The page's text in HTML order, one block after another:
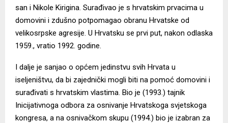
san i Nikole Kirigina. Surađivao je s hrvatskim prvacima u
domovini i zdušno potpomagao obranu Hrvatske od
velikosrpske agresije. U Hrvatsku se prvi put, nakon odlaska
1959., vratio 1992. godine.
I dalje je sanjao o općem jedinstvu svih Hrvata u
iseljeništvu, da bi zajednički mogli biti na pomoć domovini i
surađivati s hrvatskim vlastima. Bio je (1993.) tajnik
Inicijativnoga odbora za osnivanje Hrvatskoga svjetskoga
kongresa, a na osnivačkom skupu (1994.) bio je izabran za